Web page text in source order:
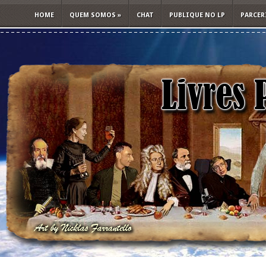
HOME QUEM SOMOS » CHAT PUBLIQUE NO LP